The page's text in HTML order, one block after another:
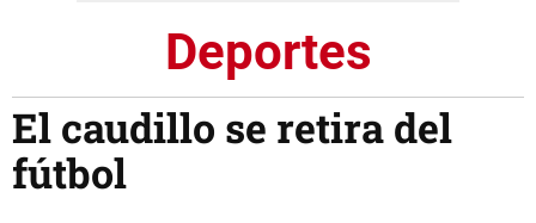
Deportes
El caudillo se retira del
fútbol